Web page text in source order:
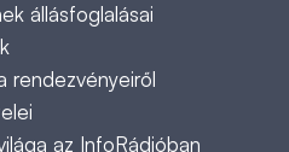
állásfoglalásai
rendezvényeiről
az InfoRádióban